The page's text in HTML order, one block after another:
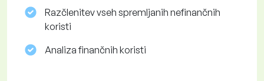
Razčlenitev vseh spremljanih nefinančnih
koristi
Analiza finančnih koristi